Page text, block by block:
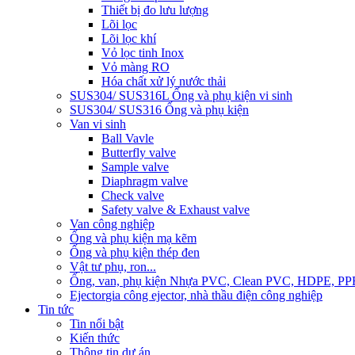
Thiết bị đo lưu lượng
Lõi lọc
Lõi lọc khí
Vỏ lọc tinh Inox
Vỏ màng RO
Hóa chất xử lý nước thải
SUS304/ SUS316L Ống và phụ kiện vi sinh
SUS304/ SUS316 Ống và phụ kiện
Van vi sinh
Ball Vavle
Butterfly valve
Sample valve
Diaphragm valve
Check valve
Safety valve & Exhaust valve
Van công nghiệp
Ống và phụ kiện mạ kẽm
Ống và phụ kiện thép đen
Vật tư phụ, ron...
Ống, van, phụ kiện Nhựa PVC, Clean PVC, HDPE,
Ejectorgia công ejector, nhà thầu điện công nghiệp
Tin tức
Tin nổi bật
Kiến thức
Thông tin dự án